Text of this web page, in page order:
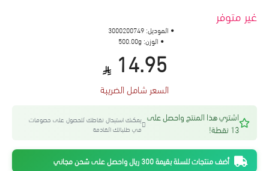
غير متوفر
14.95
السعر شامل الضريبة
الموديل: 3000200749
الوزن: 500.00g
اشتري هذا المنتج واحصل على
13 نقطة!
يمكنك استبدال نقاطك للحصول على خصومات
في طلباتك القادمة
أضف منتجات للسلة بقيمة 300 ريال واحصل على شحن مجاني